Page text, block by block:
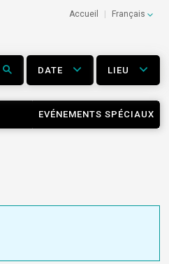
Accueil Français
DATE LIEU
EVÉNEMENTS SPÉCIAUX